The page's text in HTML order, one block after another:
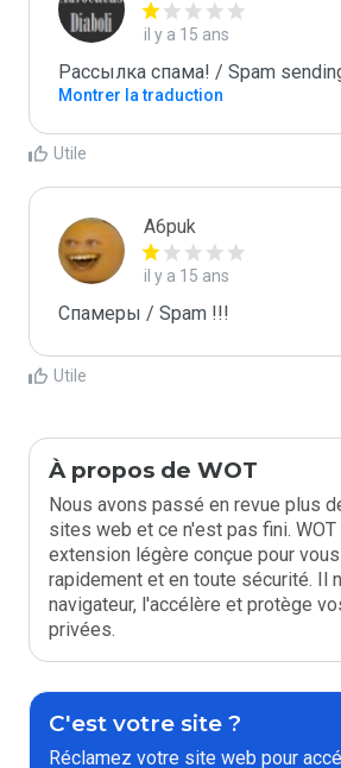
il y a 15 ans
Рассылка спама! / Spam
Montrer la traduction
Utile
A6puk
il y a 15 ans
Спамеры / Spam !!!
Utile
À propos de WOT
Nous avons passé en revue plus
sites web et ce n'est pas fini. WOT
extension légère conçue pour
rapidement et en toute sécurité. Il
navigateur, l'accélère et protège
privées.
C'est votre site ?
Réclamez votre site web pour